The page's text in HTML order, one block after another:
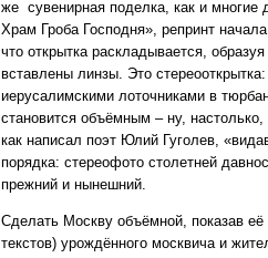
же сувенирная поделка, как и многие
Храм Гроба Господня», репринт
что открытка раскладывается,
вставлены линзы. Это
иерусалимскими лоточниками в
становится объёмным – ну,
как написал поэт Юлий Гуголев,
порядка: стереофото столетней
прежний и нынешний.
Сделать Москву объёмной, показав
текстов) урождённого москвича и